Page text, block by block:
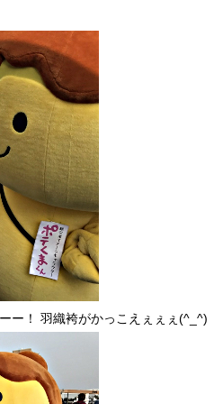
ー！ 羽織袴がかっこえぇぇぇ(^_^)